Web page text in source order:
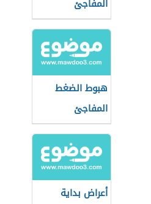
المفاجئ
هبوط الضغط
المفاجئ
أعراض بداية